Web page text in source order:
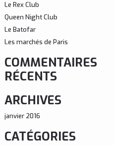
Le Rex Club
Queen Night Club
Le Batofar
Les marchés de Paris
COMMENTAIRES
RÉCENTS
ARCHIVES
janvier 2016
CATÉGORIES